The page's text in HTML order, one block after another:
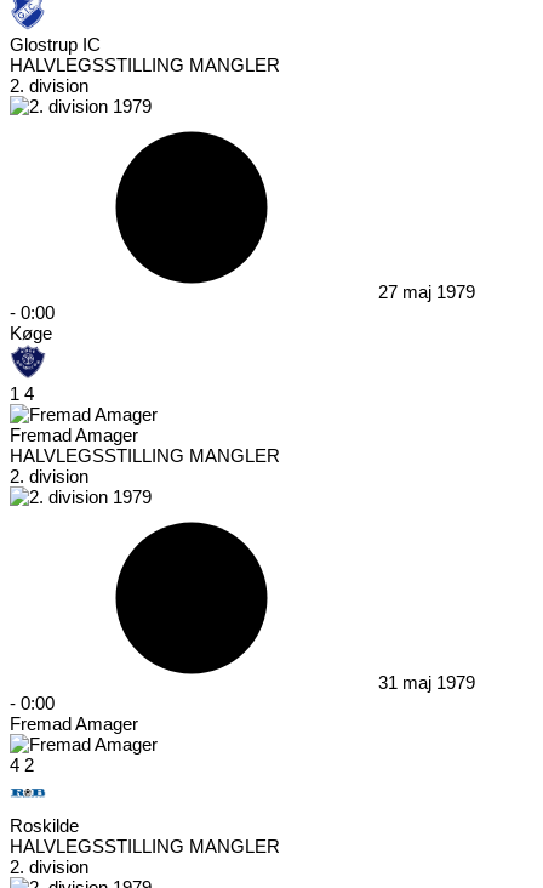
Glostrup IC
HALVLEGSSTILLING MANGLER
2. division
27 maj 1979
- 0:00
Køge
1 4
Fremad Amager
HALVLEGSSTILLING MANGLER
2. division
31 maj 1979
- 0:00
Fremad Amager
4 2
Roskilde
HALVLEGSSTILLING MANGLER
2. division